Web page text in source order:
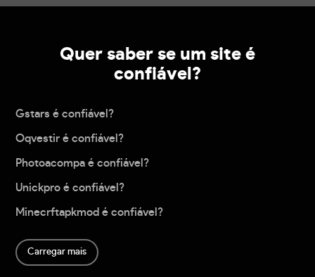
Quer saber se um site é
confiável?
Gstars é confiável?
Oqvestir é confiável?
Photoacompa é confiável?
Unickpro é confiável?
Minecrftapkmod é confiável?
Carregar mais